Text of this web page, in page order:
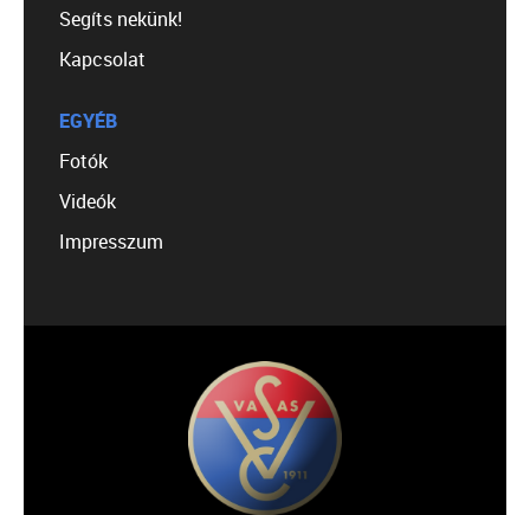
Segíts nekünk!
Kapcsolat
EGYÉB
Fotók
Videók
Impresszum